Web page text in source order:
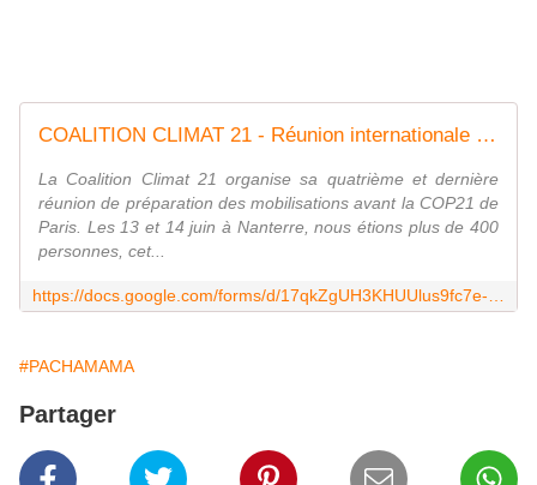
COALITION CLIMAT 21 - Réunion internationale des 03 et 04 octobre - INSCRIPTIONS
La Coalition Climat 21 organise sa quatrième et dernière
réunion de préparation des mobilisations avant la COP21 de
Paris. Les 13 et 14 juin à Nanterre, nous étions plus de 400
personnes, cet...
#PACHAMAMA
Partager